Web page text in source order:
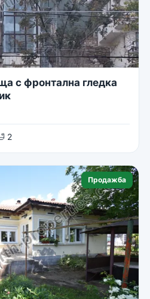
с фронтална гледка
2
Продажба